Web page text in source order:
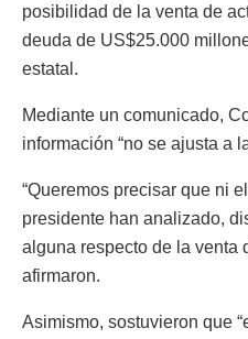
posibilidad de la venta de
deuda de US$25.000
estatal.
Mediante un comunicado,
información “no se ajusta a
“Queremos precisar que ni
presidente han analizado,
alguna respecto de la venta
afirmaron.
Asimismo, sostuvieron que